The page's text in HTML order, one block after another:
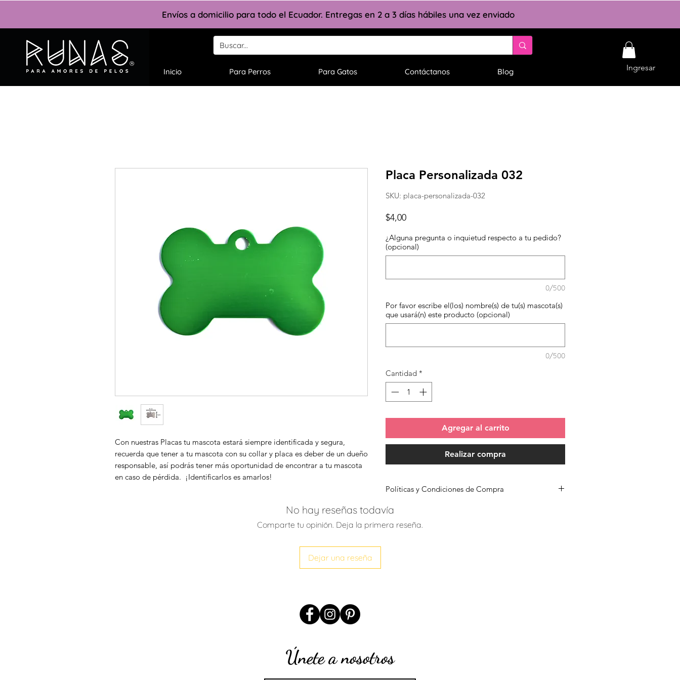
Inicio Para Perros Para Gatos Contáctanos Blog Ingresar
Envíos a domicilio para todo el Ecuador. Entregas en 2 a 3 días hábiles una vez enviado
Con nuestras Placas tu mascota estará siempre identificada y segura,
recuerda que tener a tu mascota con su collar y placa es deber de un dueño
responsable, así podrás tener más oportunidad de encontrar a tu mascota
en caso de pérdida. ¡Identificarlos es amarlos!
Placa Personalizada 032
SKU: placa-personalizada-032
$4,00Precio
¿Alguna pregunta o inquietud respecto a tu pedido?
(opcional)
0/500
Por favor escribe el(los) nombre(s) de tu(s) mascota(s)
que usará(n) este producto (opcional)
0/500
Cantidad *
Agregar al carrito
Realizar compra
Políticas y Condiciones de Compra
Para conocer más sobre nuestras Condiciones de
No hay reseñas todavía
Comparte tu opinión. Deja la primera reseña.
Dejar una reseña
Únete a nosotros